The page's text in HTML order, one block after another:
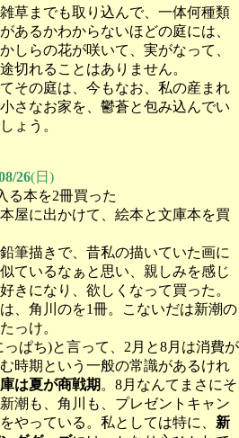
草までも取り込んで、一体何種類
あるかわからないほどの庭には、
しらの花が咲いて、実がなって、
切れることはありません。
その庭は、今もなお、私の産まれ
さなお家を、鬱蒼と包み込んでい
ょう。
26(日)
る本を2冊買った
屋に出かけて、絵本と文庫本を買
筆描きで、昔私の描いていた画に
ているなぁと思い、親しみを感じ
きになり、欲しくなって買った。
、角川のを1冊。こないだは新潮の
っけ。
っぱち)と言って、2月と8月は消費が
時期という一般の常識があるけれ
は夏が商戦期 。8月なんてまさにそ
潮も、角川も、プレゼントキャン
やっている。私としては特に、 新